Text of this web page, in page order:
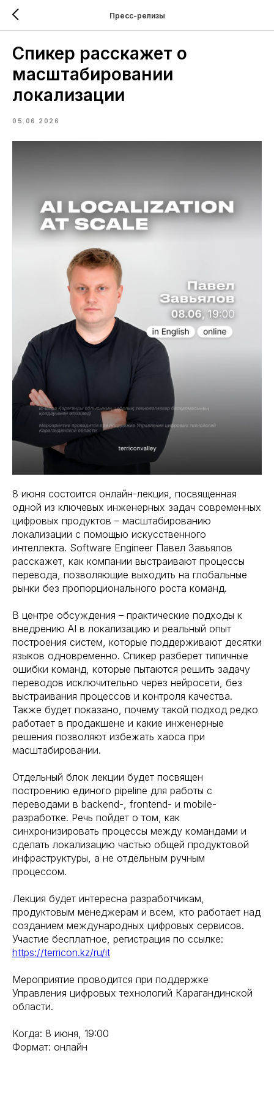
Пресс-релизы
Спикер расскажет о
масштабировании
локализации
05.06.2026
8 июня состоится онлайн-лекция, посвященная
одной из ключевых инженерных задач современных
цифровых продуктов – масштабированию
локализации с помощью искусственного
интеллекта. Software Engineer Павел Завьялов
расскажет, как компании выстраивают процессы
перевода, позволяющие выходить на глобальные
рынки без пропорционального роста команд.
В центре обсуждения – практические подходы к
внедрению AI в локализацию и реальный опыт
построения систем, которые поддерживают десятки
языков одновременно. Спикер разберет типичные
ошибки команд, которые пытаются решить задачу
переводов исключительно через нейросети, без
выстраивания процессов и контроля качества.
Также будет показано, почему такой подход редко
работает в продакшене и какие инженерные
решения позволяют избежать хаоса при
масштабировании.
Отдельный блок лекции будет посвящен
построению единого pipeline для работы с
переводами в backend-, frontend- и mobile-
разработке. Речь пойдет о том, как
синхронизировать процессы между командами и
сделать локализацию частью общей продуктовой
инфраструктуры, а не отдельным ручным
процессом.
Лекция будет интересна разработчикам,
продуктовым менеджерам и всем, кто работает над
созданием международных цифровых сервисов.
Участие бесплатное, регистрация по ссылке:
https://terricon.kz/ru/it
Мероприятие проводится при поддержке
Управления цифровых технологий Карагандинской
области.
Когда: 8 июня, 19:00
Формат: онлайн